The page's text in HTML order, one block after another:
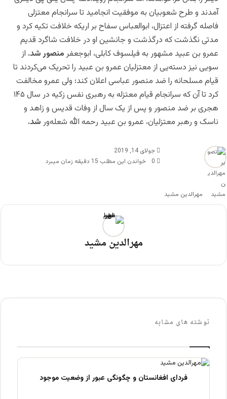
آمدند و طرح شعوبیان به موفقیت انجامید تا سرانجام معتزلی
فاصله گرفته از اعتزال، ابوالعباس سفاح بر اریکه خلافت تکیه کرد و
مدتی نگذشت که درگذشت و جانشین او در خلافت شاگرد قدیم
عمرو بن عبید مشهور به فیلسوف کابلی، ابوجعفرمنصور شد. از
سویی نیز دسته‌یی از معتزلیان عمرو بن عبید را تحریک می‌کردند تا
قیام مسلحانه را ضد منصور عباسی اعلان کند؛ ولی عمرو مخالفت
کرد تا آن که سرانجام قیام معتزله به رهبری نفس زکیه در سال ۱۴۵
هجری بر ضد منصور و پس از یک سال از وفات قدیس و زاهد و
ناسک و رهبر معتزلیان، عمرو بن عبید رحمه الله شعله‌ور شد.
مهرالدین مشید
جولای 14, 2019
0
خواندن این مطلب 15 دقیقه زمان میبرد
مهرالدین مشید
نوشته های مشابه